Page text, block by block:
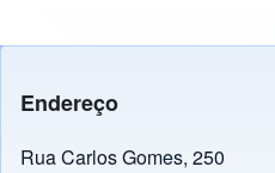
Endereço
Rua Carlos Gomes, 250